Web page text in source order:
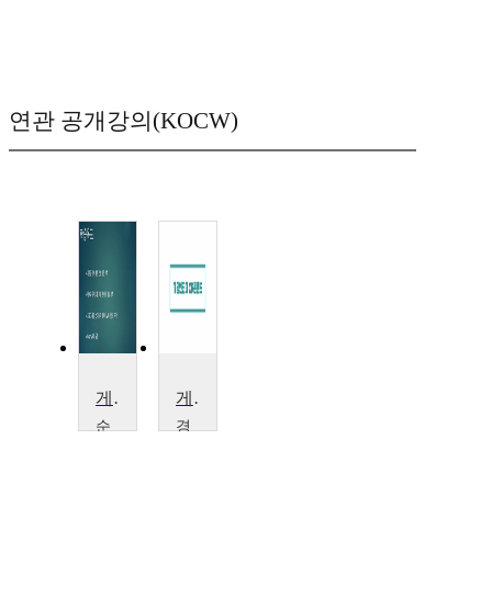
연관 공개강의(KOCW)
게임엔진
순
게임엔진과XR콘텐츠
경